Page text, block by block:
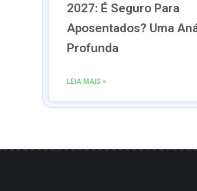
2027: É Seguro Para
Aposentados? Uma
Profunda
LEIA MAIS »